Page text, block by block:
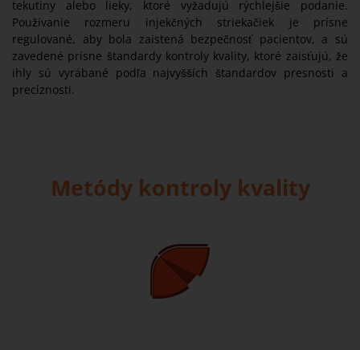
tekutiny alebo lieky, ktoré vyžadujú rýchlejšie podanie.
Používanie rozmeru injekčných striekačiek je prísne
regulované, aby bola zaistená bezpečnosť pacientov, a sú
zavedené prísne štandardy kontroly kvality, ktoré zaisťujú, že
ihly sú vyrábané podľa najvyšších štandardov presnosti a
precíznosti.
Metódy kontroly kvality